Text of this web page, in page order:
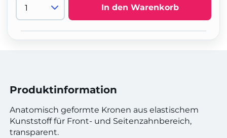
In den Warenkorb
Produktinformation
Anatomisch geformte Kronen aus elastischem
Kunststoff für Front- und Seitenzahnbereich,
transparent.